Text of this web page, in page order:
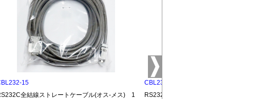
15
全結線ストレートケーブル(オス-メス) 1
CBL232-MM
RS232C全結線ストレートケーブル(オ